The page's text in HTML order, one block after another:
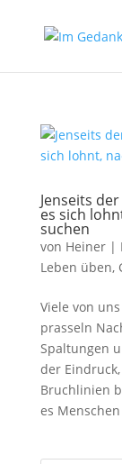
Jenseits
es sich
suchen
von Heiner|
Leben üben,
Viele von
prasseln
Spaltungen
der
Bruchlinien
es